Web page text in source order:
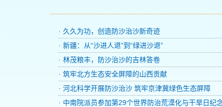
· 久久为功，创造防沙治沙新奇迹
· 新疆：从“沙进人退”到“绿进沙退”
· 林茂粮丰，防沙治沙的吉林答卷
· 筑牢北方生态安全屏障的山西贡献
· 河北科学开展防沙治沙 筑牢京津冀绿色生态屏障
· 中南院派员参加第29个世界防治荒漠化与干旱日纪